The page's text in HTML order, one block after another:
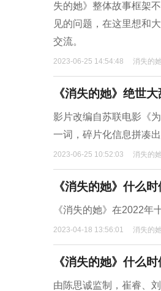
失的她》整体故事框架
见的问题，在这里想和
交流。
2023-06-25 14:54:48 消失的
《消失的她》绝世
影片改编自苏联电影《
一词，碎片化信息拼凑出
2023-06-25 10:52:03 消失的
《消失的她》什么
《消失的她》在2022年
2023-04-18 13:56:01 消失的
《消失的她》什么
由陈思诚监制，崔睿、